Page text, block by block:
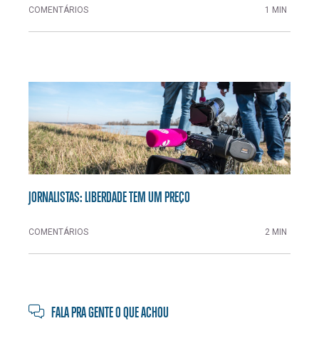
COMENTÁRIOS 1 MIN
JORNALISTAS: LIBERDADE TEM UM PREÇO
COMENTÁRIOS 2 MIN
FALA PRA GENTE O QUE ACHOU